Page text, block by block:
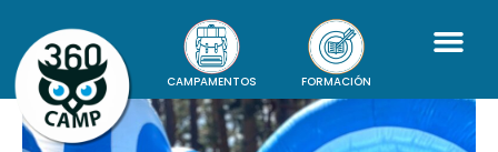
CAMPAMENTOS FORMACIÓN